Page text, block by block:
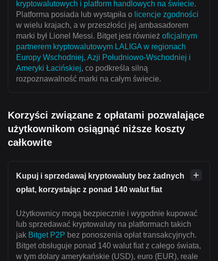
kryptowalutowych i platform handlowych na świecie.
Platforma posiada lub wystąpiła o licencje zgodności
w wielu krajach, a w przeszłości jej ambasadorem
marki był Lionel Messi. Bitget jest również oficjalnym
partnerem kryptowalutowym LALIGA w regionach
Europy Wschodniej, Azji Południowo-Wschodniej i
Ameryki Łacińskiej, co podkreśla silną
rozpoznawalność marki na całym świecie.
Korzyści związane z opłatami pozwalające
użytkownikom osiągnąć niższe koszty
całkowite
Kupuj i sprzedawaj kryptowaluty bez żadnych
opłat, korzystając z ponad 140 walut fiat
Użytkownicy mogą bezpiecznie i wygodnie kupować
lub sprzedawać kryptowaluty na platformach takich
jak Bitget P2P bez ponoszenia opłat transakcyjnych.
Bitget obsługuje ponad 140 walut fiat z całego świata,
w tym dolary amerykańskie (USD), euro (EUR), reale